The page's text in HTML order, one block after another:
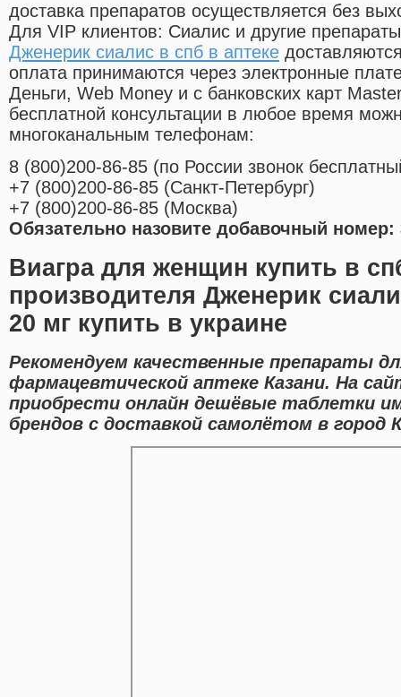
доставка препаратов осуществляется без
Для VIP клиентов: Сиалис и другие
Дженерик сиалис в спб в аптеке
оплата принимаются через электронные
Деньги, Web Money и с банковских карт
бесплатной консультации в любое время
многоканальным телефонам:
8 (800)200-86-85 (по России звонок
+7 (800)200-86-85 (Санкт-Петербург)
+7 (800)200-86-85 (Москва)
Обязательно назовите добавочный номер:
Виагра для женщин купить в
производителя Дженерик
20 мг купить в украине
Рекомендуем качественные препараты
фармацевтической аптеке Казани. На
приобрести онлайн дешёвые таблетки
брендов с доставкой самолётом в город